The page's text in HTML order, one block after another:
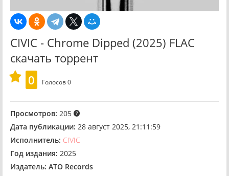
CIVIC - Chrome Dipped (2025) FLAC
скачать торрент
0
Голосов0
Просмотров: 205
Дата публикации: 28 август 2025, 21:11:59
Исполнитель: CIVIC
Год издания: 2025
Издатель: ATO Records